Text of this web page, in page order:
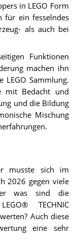
in LEGO Form
für ein fesselndes
als auch bei
Funktionen
machen ihn
LEGO Sammlung.
mit Bedacht und
und die Bildung
Mischung
musste sich im
2026 gegen viele
was sind die
TECHNIC
Auch diese
eine sehr